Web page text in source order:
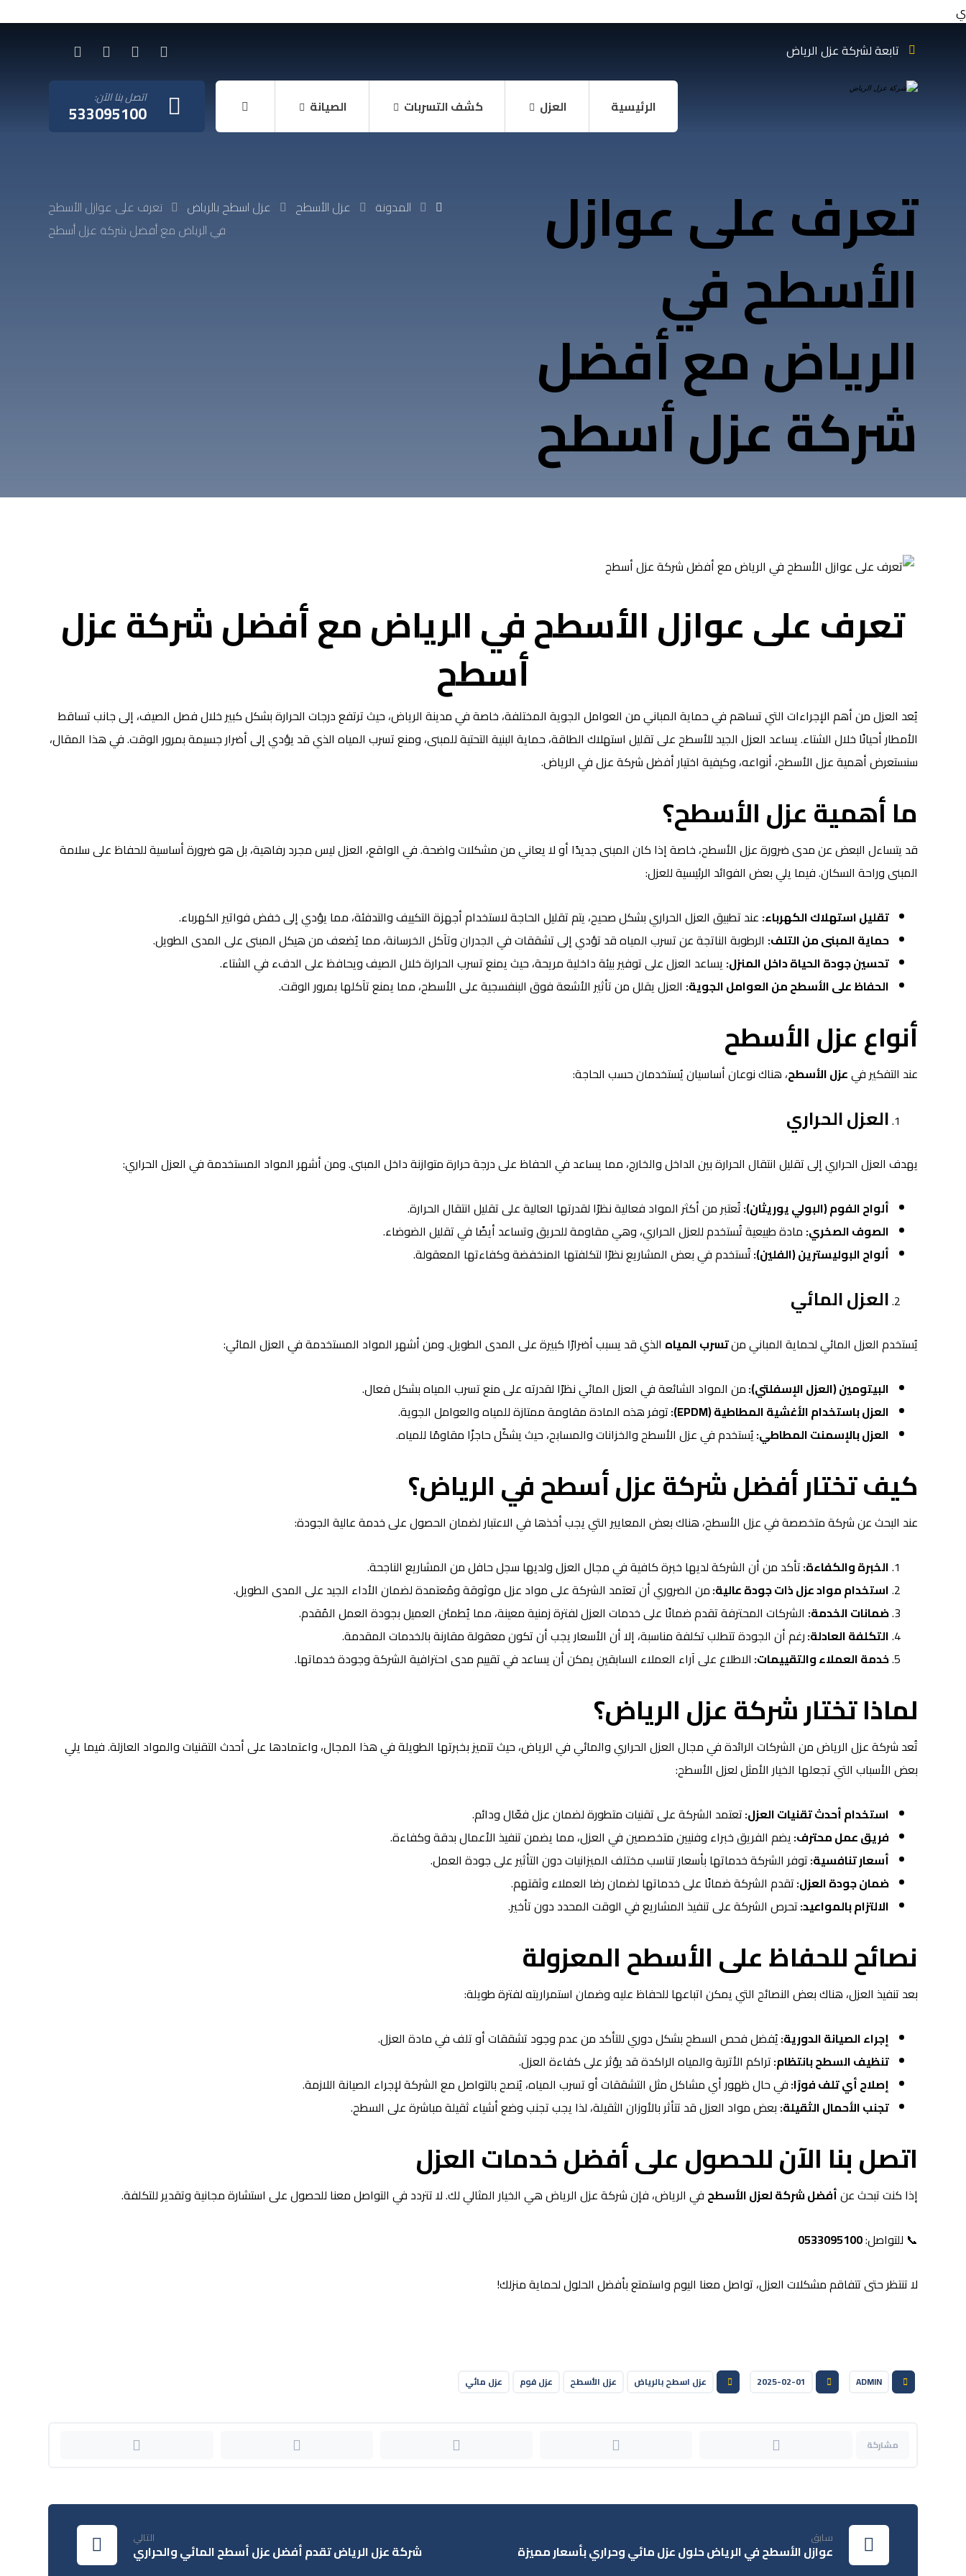
ي
تابعة لشركة عزل الرياض
اتصل بنا الآن:
533095100 الرئيسية العزل كشف التسربات الصيانة
تعرف على عوازل
الأسطح في
الرياض مع أفضل
شركة عزل أسطح
المدونة عزل الأسطح عزل اسطح بالرياض
تعرف على عوازل الأسطح
في الرياض مع أفضل شركة عزل أسطح
تعرف على عوازل الأسطح في الرياض مع أفضل شركة عزل
أسطح
يُعد العزل من أهم الإجراءات التي تساهم في حماية المباني من العوامل الجوية المختلفة، خاصة في مدينة الرياض، حيث ترتفع درجات الحرارة بشكل كبير خلال فصل الصيف، إلى جانب تساقط
الأمطار أحيانًا خلال الشتاء. يساعد العزل الجيد للأسطح على تقليل استهلاك الطاقة، حماية البنية التحتية للمبنى، ومنع تسرب المياه الذي قد يؤدي إلى أضرار جسيمة بمرور الوقت. في هذا المقال،
سنستعرض أهمية عزل الأسطح، أنواعه، وكيفية اختيار أفضل شركة عزل في الرياض.
ما أهمية عزل الأسطح؟
قد يتساءل البعض عن مدى ضرورة عزل الأسطح، خاصة إذا كان المبنى جديدًا أو لا يعاني من مشكلات واضحة. في الواقع، العزل ليس مجرد رفاهية، بل هو ضرورة أساسية للحفاظ على سلامة
المبنى وراحة السكان. فيما يلي بعض الفوائد الرئيسية للعزل:
تقليل استهلاك الكهرباء: عند تطبيق العزل الحراري بشكل صحيح، يتم تقليل الحاجة لاستخدام أجهزة التكييف والتدفئة، مما يؤدي إلى خفض فواتير الكهرباء.
حماية المبنى من التلف: الرطوبة الناتجة عن تسرب المياه قد تؤدي إلى تشققات في الجدران وتآكل الخرسانة، مما يُضعف من هيكل المبنى على المدى الطويل.
تحسين جودة الحياة داخل المنزل: يساعد العزل على توفير بيئة داخلية مريحة، حيث يمنع تسرب الحرارة خلال الصيف ويحافظ على الدفء في الشتاء.
الحفاظ على الأسطح من العوامل الجوية: العزل يقلل من تأثير الأشعة فوق البنفسجية على الأسطح، مما يمنع تآكلها بمرور الوقت.
أنواع عزل الأسطح
عند التفكير فيعزل الأسطح، هناك نوعان أساسيان يُستخدمان حسب الحاجة:
العزل الحراري
يهدف العزل الحراري إلى تقليل انتقال الحرارة بين الداخل والخارج، مما يساعد في الحفاظ على درجة حرارة متوازنة داخل المبنى. ومن أشهر المواد المستخدمة في العزل الحراري:
ألواح الفوم (البولي يوريثان):تُعتبر من أكثر المواد فعالية نظرًا لقدرتها العالية على تقليل انتقال الحرارة.
الصوف الصخري: مادة طبيعية تُستخدم للعزل الحراري، وهي مقاومة للحريق وتساعد أيضًا في تقليل الضوضاء.
ألواح البوليسترين (الفلين):تُستخدم في بعض المشاريع نظرًا لتكلفتها المنخفضة وكفاءتها المعقولة.
العزل المائي
يُستخدم العزل المائي لحماية المباني منتسرب المياه الذي قد يسبب أضرارًا كبيرة على المدى الطويل. ومن أشهر المواد المستخدمة في العزل المائي:
البيتومين (العزل الإسفلتي):من المواد الشائعة في العزل المائي نظرًا لقدرته على منع تسرب المياه بشكل فعال.
العزل باستخدام الأغشية المطاطية (EPDM):
توفر هذه المادة مقاومة ممتازة للمياه والعوامل الجوية.
العزل بالإسمنت المطاطي:يُستخدم في عزل الأسطح والخزانات والمسابح، حيث يشكّل حاجزًا مقاومًا للمياه.
كيف تختار أفضل شركة عزل أسطح في الرياض؟
عند البحث عن شركة متخصصة في عزل الأسطح، هناك بعض المعايير التي يجب أخذها في الاعتبار لضمان الحصول على خدمة عالية الجودة:
الخبرة والكفاءة:تأكد من أن الشركة لديها خبرة كافية في مجال العزل ولديها سجل حافل من المشاريع الناجحة.
استخدام مواد عزل ذات جودة عالية:من الضروري أن تعتمد الشركة على مواد عزل موثوقة ومُعتمدة لضمان الأداء الجيد على المدى الطويل.
ضمانات الخدمة: الشركات المحترفة تقدم ضمانًا على خدمات العزل لفترة زمنية معينة، مما يُطمئن العميل بجودة العمل المُقدم.
التكلفة العادلة:رغم أن الجودة تتطلب تكلفة مناسبة، إلا أن الأسعار يجب أن تكون معقولة مقارنة بالخدمات المقدمة.
خدمة العملاء والتقييمات: الاطلاع على آراء العملاء السابقين يمكن أن يساعد في تقييم مدى احترافية الشركة وجودة خدماتها.
لماذا تختار شركة عزل الرياض؟
تُعد شركة عزل الرياض من الشركات الرائدة في مجال العزل الحراري والمائي في الرياض، حيث تتميز بخبرتها الطويلة في هذا المجال، واعتمادها على أحدث التقنيات والمواد العازلة. فيما يلي
بعض الأسباب التي تجعلها الخيار الأمثل لعزل الأسطح:
استخدام أحدث تقنيات العزل:تعتمد الشركة على تقنيات متطورة لضمان عزل فعّال ودائم.
فريق عمل محترف:يضم الفريق خبراء وفنيين متخصصين في العزل، مما يضمن تنفيذ الأعمال بدقة وكفاءة.
أسعار تنافسية:توفر الشركة خدماتها بأسعار تناسب مختلف الميزانيات دون التأثير على جودة العمل.
ضمان جودة العزل:تقدم الشركة ضمانًا على خدماتها لضمان رضا العملاء وثقتهم.
الالتزام بالمواعيد:تحرص الشركة على تنفيذ المشاريع في الوقت المحدد دون تأخير.
نصائح للحفاظ على الأسطح المعزولة
بعد تنفيذ العزل، هناك بعض النصائح التي يمكن اتباعها للحفاظ عليه وضمان استمراريته لفترة طويلة:
إجراء الصيانة الدورية:يُفضل فحص السطح بشكل دوري للتأكد من عدم وجود تشققات أو تلف في مادة العزل.
تنظيف السطح بانتظام:تراكم الأتربة والمياه الراكدة قد يؤثر على كفاءة العزل.
إصلاح أي تلف فورًا:في حال ظهور أي مشاكل مثل التشققات أو تسرب المياه، يُنصح بالتواصل مع الشركة لإجراء الصيانة اللازمة.
تجنب الأحمال الثقيلة: بعض مواد العزل قد تتأثر بالأوزان الثقيلة، لذا يجب تجنب وضع أشياء ثقيلة مباشرة على السطح.
اتصل بنا الآن للحصول على أفضل خدمات العزل
إذا كنت تبحث عنأفضل شركة لعزل الأسطح في الرياض، فإن شركة عزل الرياض هي الخيار المثالي لك. لا تتردد في التواصل معنا للحصول على استشارة مجانية وتقدير للتكلفة.
📞 للتواصل:0533095100
لا تنتظر حتى تتفاقم مشكلات العزل، تواصل معنا اليوم واستمتع بأفضل الحلول لحماية منزلك!
ADMIN
2025-02-01 عزل اسطح بالرياض عزل الأسطح عزل فوم عزل مائي
سابق
عوازل الأسطح في الرياض حلول عزل مائي وحراري بأسعار مميزة
التالي
شركة عزل الرياض تقدم أفضل عزل أسطح المائي والحراري